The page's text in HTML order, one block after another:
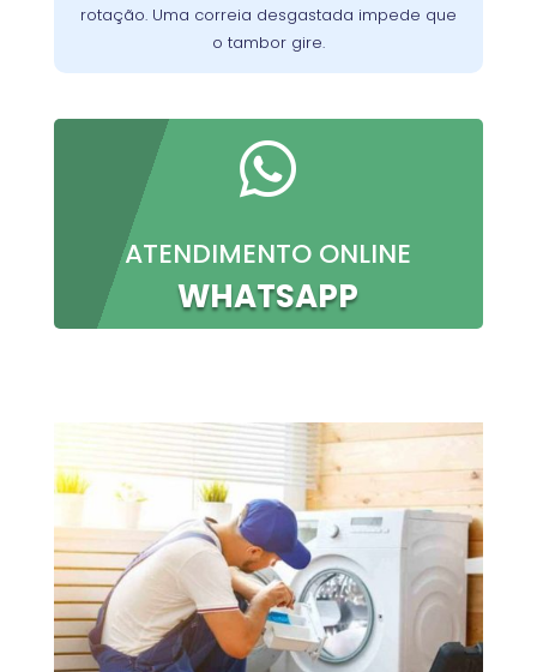
rotação. Uma correia desgastada impede que
o tambor gire.
um técnico para a troca adequada, garantindo
maior durabilidade do equipamento

ATENDIMENTO ONLINE
WHATSAPP